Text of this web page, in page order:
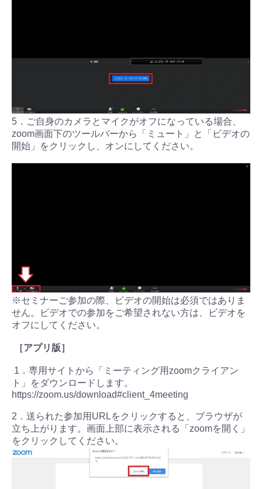
5．ご自身のカメラとマイクがオフになっている場合、
zoom画面下のツールバーから「ミュート」と「ビデオの
開始」をクリックし、オンにしてください。
※セミナーご参加の際、ビデオの開始は必須ではありま
せん。ビデオでの参加をご希望されない方は、ビデオを
オフにしてください。
［アプリ版］
1．専用サイトから「ミーティング用zoomクライアン
ト」をダウンロードします。
https://zoom.us/download#client_4meeting
2．送られた参加用URLをクリックすると、ブラウザが
立ち上がります。画面上部に表示される「zoomを開く」
をクリックしてください。
プレゼント&
妊娠&出産